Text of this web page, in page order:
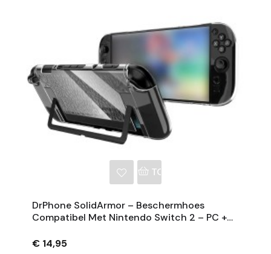
TOEVOEGEN AAN
DrPhone SolidArmor – Beschermhoes
Compatibel Met Nintendo Switch 2 – PC +
Transparant
€ 14,95